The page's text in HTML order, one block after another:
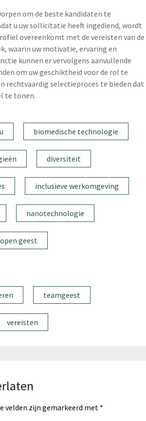
om de beste kandidaten te
u uw sollicitatie heeft ingediend, wordt
overeenkomt met de vereisten van de
waarin uw motivatie, ervaring en
kunnen er vervolgens aanvullende
om uw geschiktheid voor de rol te
rechtvaardig selectieproces te bieden dat
te tonen.
biomedische technologie
diversiteit
inclusieve werkomgeving
nanotechnologie
open geest
teamgeest
vereisten
velden zijn gemarkeerd met *